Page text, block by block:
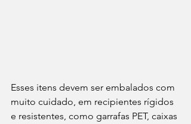
Esses itens devem ser embalados com
muito cuidado, em recipientes rígidos
e resistentes, como garrafas PET, caixas